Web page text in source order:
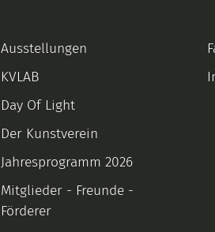
Ausstellungen
KVLAB
Day Of Light
Der Kunstverein
Jahresprogramm 2026
Mitglieder - Freunde -
Förderer